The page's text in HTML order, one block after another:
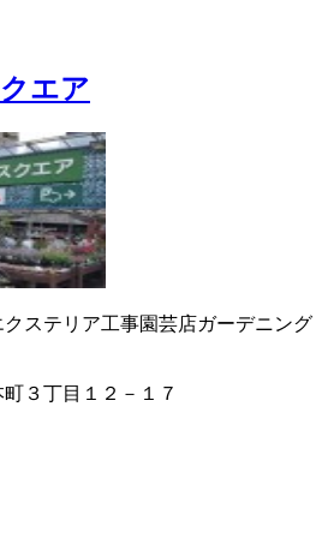
エア
クステリア工事園芸店ガーデニング
３丁目１２－１７